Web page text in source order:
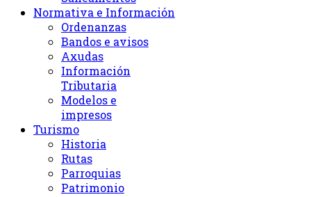
Normativa e Información
Ordenanzas
Bandos e avisos
Axudas
Información
Tributaria
Modelos e
impresos
Turismo
Historia
Rutas
Parroquias
Patrimonio